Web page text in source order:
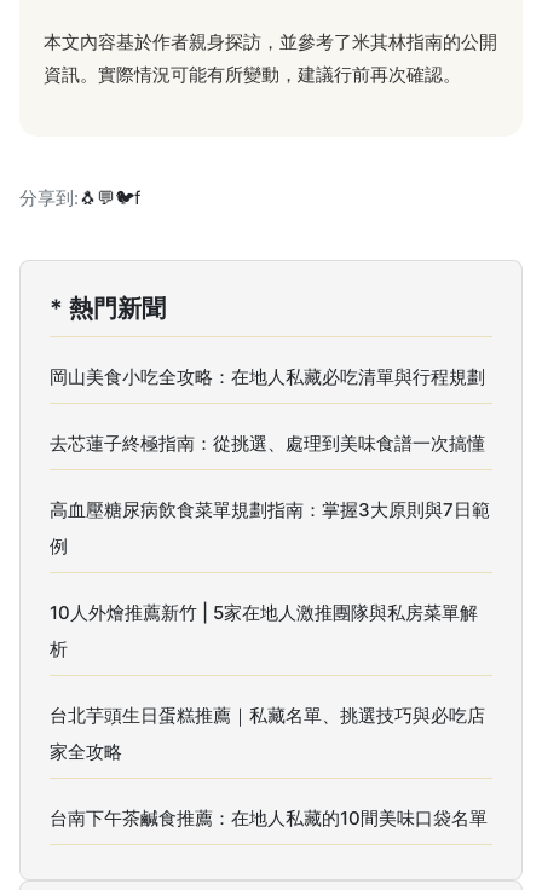
本文內容基於作者親身探訪，並參考了米其林指南的公開
資訊。實際情況可能有所變動，建議行前再次確認。
分享到:🐧💬🐦f
* 熱門新聞
岡山美食小吃全攻略：在地人私藏必吃清單與行程規劃
去芯蓮子終極指南：從挑選、處理到美味食譜一次搞懂
高血壓糖尿病飲食菜單規劃指南：掌握3大原則與7日範
例
10人外燴推薦新竹 | 5家在地人激推團隊與私房菜單解
析
台北芋頭生日蛋糕推薦｜私藏名單、挑選技巧與必吃店
家全攻略
台南下午茶鹹食推薦：在地人私藏的10間美味口袋名單